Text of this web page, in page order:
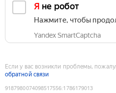
Я не робот
Нажмите, чтобы
Yandex SmartCaptcha
Если у вас возникли проблемы,
обратной связи
9187980074098517556:1786179013